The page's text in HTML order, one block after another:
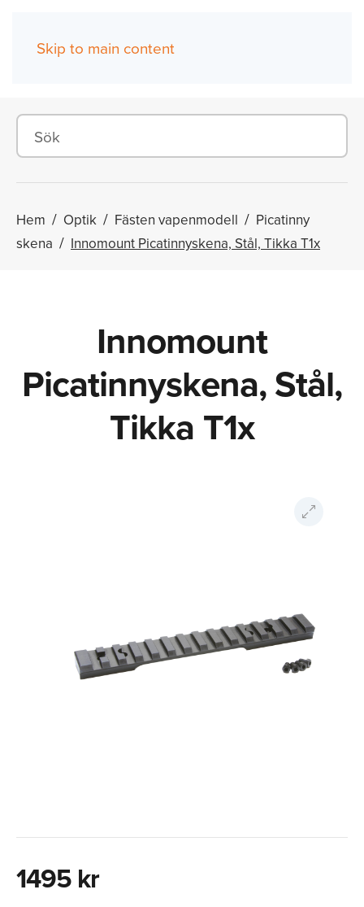
Skip to main content
Hem Optik Fästen vapenmodell
Picatinny
skena
Innomount Picatinnyskena, Stål, Tikka T1x
Innomount
Picatinnyskena, Stål,
Tikka T1x
1495 kr